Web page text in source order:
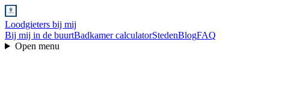
Loodgieters bij mij
Bij mij in de buurtBadkamer calculatorStedenBlogFAQ
Open menu